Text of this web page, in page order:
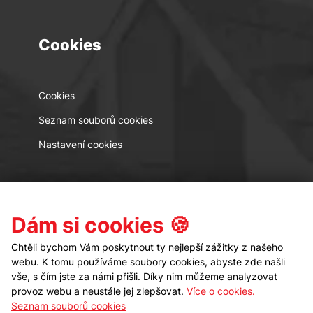
Cookies
Cookies
Seznam souborů cookies
Nastavení cookies
Kontakt Sledujte nás
Dám si cookies 🍪
Chtěli bychom Vám poskytnout ty nejlepší zážitky z našeho
webu. K tomu používáme soubory cookies, abyste zde našli
vše, s čím jste za námi přišli. Díky nim můžeme analyzovat
provoz webu a neustále jej zlepšovat. Více o cookies.
Seznam souborů cookies